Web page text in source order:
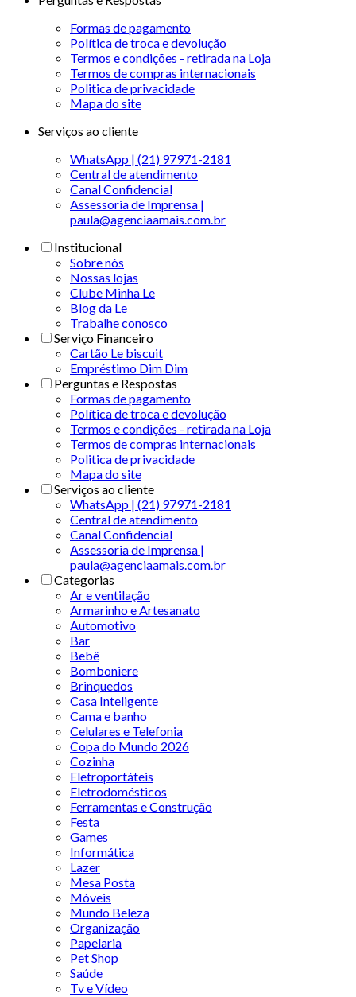
Formas de pagamento
Política de troca e devolução
Termos e condições - retirada na Loja
Termos de compras internacionais
Politica de privacidade
Mapa do site
Serviços ao cliente
WhatsApp | (21) 97971-2181
Central de atendimento
Canal Confidencial
Assessoria de Imprensa |
paula@agenciaamais.com.br
Institucional
Sobre nós
Nossas lojas
Clube Minha Le
Blog da Le
Trabalhe conosco
Serviço Financeiro
Cartão Le biscuit
Empréstimo Dim Dim
Perguntas e Respostas
Formas de pagamento
Política de troca e devolução
Termos e condições - retirada na Loja
Termos de compras internacionais
Politica de privacidade
Mapa do site
Serviços ao cliente
WhatsApp | (21) 97971-2181
Central de atendimento
Canal Confidencial
Assessoria de Imprensa |
paula@agenciaamais.com.br
Categorias
Ar e ventilação
Armarinho e Artesanato
Automotivo
Bar
Bebê
Bomboniere
Brinquedos
Casa Inteligente
Cama e banho
Celulares e Telefonia
Copa do Mundo 2026
Cozinha
Eletroportáteis
Eletrodomésticos
Ferramentas e Construção
Festa
Games
Informática
Lazer
Mesa Posta
Móveis
Mundo Beleza
Organização
Papelaria
Pet Shop
Saúde
Tv e Vídeo